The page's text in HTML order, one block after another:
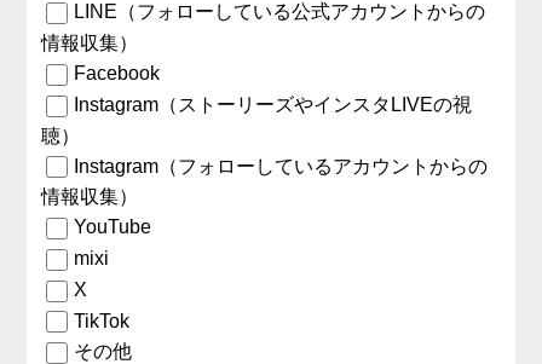
LINE（フォローしている公式アカウントからの
情報収集）
Facebook
Instagram（ストーリーズやインスタLIVEの視
聴）
Instagram（フォローしているアカウントからの
情報収集）
YouTube
mixi
X
TikTok
その他